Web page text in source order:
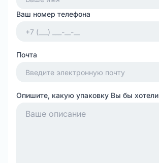
Ваш номер телефона
Почта
Опишите, какую упаковку Вы бы хотели